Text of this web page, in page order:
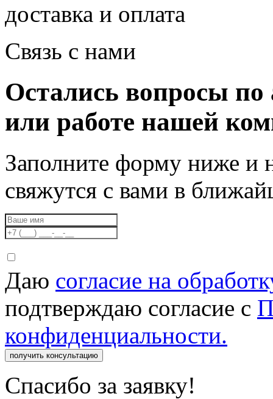
доставка и оплата
Связь с нами
Остались вопросы по
или работе нашей
Заполните форму ниже и
свяжутся с вами в
Даю согласие на
подтверждаю согласие с
конфиденциальности.
получить консультацию
Спасибо за заявку!